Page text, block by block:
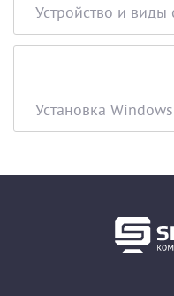
Устройство и виды
Установка